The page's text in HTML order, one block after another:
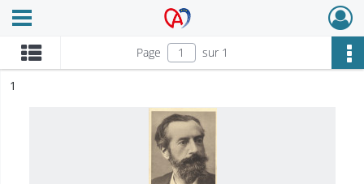
Archives Alsace - Colmar
Ouvrir le menu déroulant
Page sur 1
n°
1